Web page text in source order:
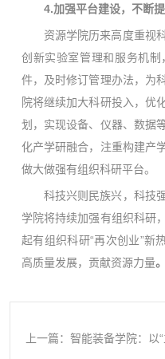
4.加强平台建设，不断
资源学院历来高度重视
创新实验室管理和服务机
件，及时修订管理办法，为
院将继续加大科研投入，优
划，实现设备、仪器、数据
化产学研融合，注重构建产
做大做强有组织科研平台。
科技兴则民族兴，科技
学院将持续加强有组织科研
起有组织科研“再次创业”新
高质量发展，贡献资源力量
上一篇：智能装备学院：以